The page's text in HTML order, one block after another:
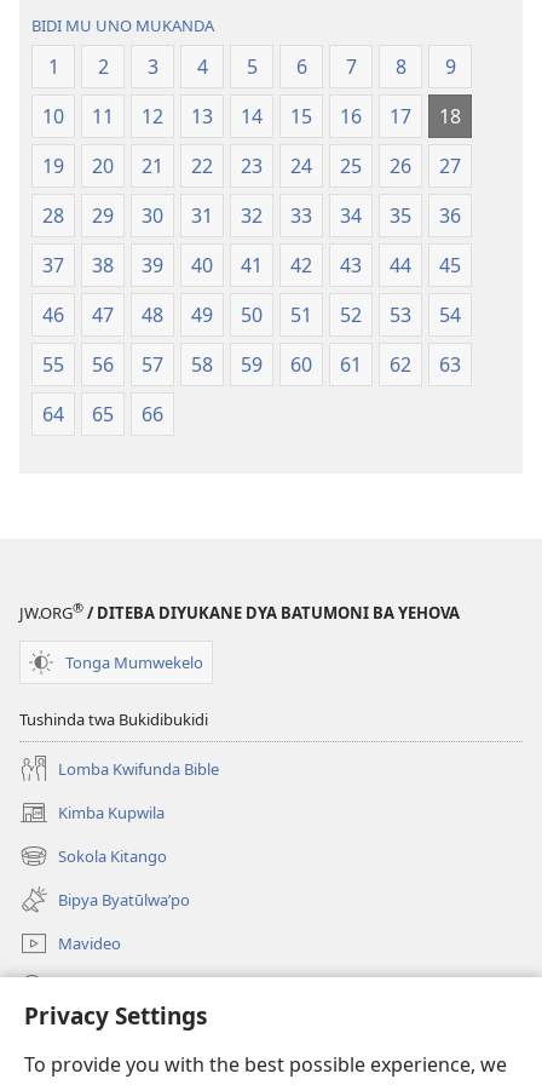
Privacy Settings
To provide you with the best possible experience, we
Ntanda
Mipya
(Mulupulwe
mu
2018)
Bwalamuni
bwa
Ntanda
Mipya
(Mulupulwe
mu
2018)
BIDI MU UNO MUKANDA
1 2 3 4 5 6 7 8
9
10
11 12 13 14 15 16 17
18
19
20 21 22 23 24 25 26
27
28
29 30 31 32 33 34 35
36
37
38 39 40 41 42 43 44
45
46
47 48 49 50 51 52 53
54
55
56 57 58 59 60 61 62
63
64
65 66
JW.ORG® / DITEBA DIYUKANE DYA BATUMONI BA YEHOVA
Tonga Mumwekelo
Tushinda twa Bukidibukidi
Lomba Kwifunda Bible
Kimba Kupwila
(opens
new
window)
Sokola Kitango
(opens
new
window)
Bipya Byatūlwa’po
Mavideo
(opens